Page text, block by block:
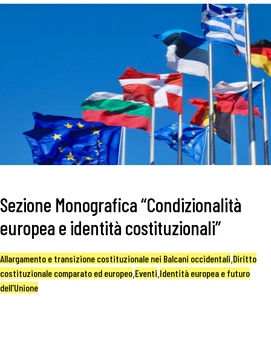
Sezione Monografica “Condizionalità
europea e identità costituzionali”
Allargamento e transizione costituzionale nei Balcani occidentali,Diritto
costituzionale comparato ed europeo,Eventi,Identità europea e futuro
dell'Unione